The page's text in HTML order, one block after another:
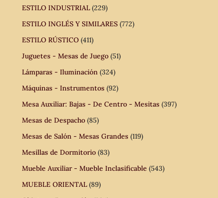
ESTILO INDUSTRIAL (229)
ESTILO INGLÉS Y SIMILARES (772)
ESTILO RÚSTICO (411)
Juguetes - Mesas de Juego (51)
Lámparas - Iluminación (324)
Máquinas - Instrumentos (92)
Mesa Auxiliar: Bajas - De Centro - Mesitas (397)
Mesas de Despacho (85)
Mesas de Salón - Mesas Grandes (119)
Mesillas de Dormitorio (83)
Mueble Auxiliar - Mueble Inclasificable (543)
MUEBLE ORIENTAL (89)